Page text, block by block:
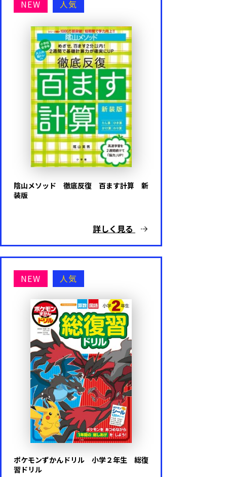
NEW 人気
陰山メソッド 徹底反復 百ます計算 新
装版
詳しく見る
NEW 人気
ポケモンずかんドリル 小学２年生 総復
習ドリル